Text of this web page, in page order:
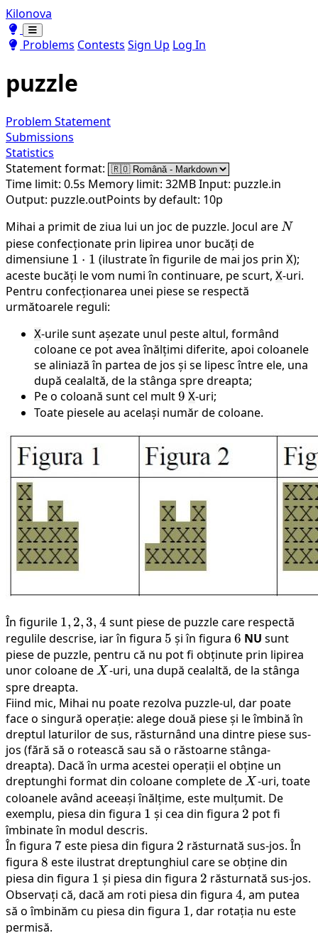
Kilonova
Toggle theme
Toggle theme
Problems Contests Sign Up Log In
puzzle
Problem Statement
Submissions
Statistics
Statement format:
Time limit: 0.5s Memory limit: 32MBInput: puzzle.in
Output: puzzle.outPoints by default: 10p
Mihai a primit de ziua lui un joc de puzzle. Jocul areN
N
piese confecționate prin lipirea unor bucăți de
dimensiune 1
\cdot
1
1 ⋅ 1 (ilustrate în figurile de mai jos prin X);
aceste bucăți le vom numi în continuare, pe scurt, X-uri.
Pentru confecționarea unei piese se respectă
următoarele reguli:
X-urile sunt așezate unul peste altul, formând
coloane ce pot avea înălțimi diferite, apoi coloanele
se aliniază în partea de jos și se lipesc între ele, una
după cealaltă, de la stânga spre dreapta;
Pe o coloană sunt cel mult9
9 X-uri;
Toate piesele au același număr de coloane.
În figurile 1,
2,
3,
4
1, 2, 3, 4 sunt piese de puzzle care respectă
regulile descrise, iar în figura 5
5 și în figura 6
6 NU sunt
piese de puzzle, pentru că nu pot fi obținute prin lipirea
unor coloane deX
X-uri, una după cealaltă, de la stânga
spre dreapta.
Fiind mic, Mihai nu poate rezolva puzzle-ul, dar poate
face o singură operație: alege două piese și le îmbină în
dreptul laturilor de sus, răsturnând una dintre piese sus-
jos (fără să o rotească sau să o răstoarne stânga-
dreapta). Dacă în urma acestei operații el obține un
dreptunghi format din coloane complete deX
X-uri, toate
coloanele având aceeași înălțime, este mulțumit. De
exemplu, piesa din figura 1
1 și cea din figura 2
2 pot fi
îmbinate în modul descris.
În figura 7
7este piesa din figura 2
2 răsturnată sus-jos. În
figura 8
8 este ilustrat dreptunghiul care se obține din
piesa din figura 1
1 și piesa din figura 2
2 răsturnată sus-jos.
Observați că, dacă am roti piesa din figura 4
4, am putea
să o îmbinăm cu piesa din figura 1
1, dar rotația nu este
permisă.